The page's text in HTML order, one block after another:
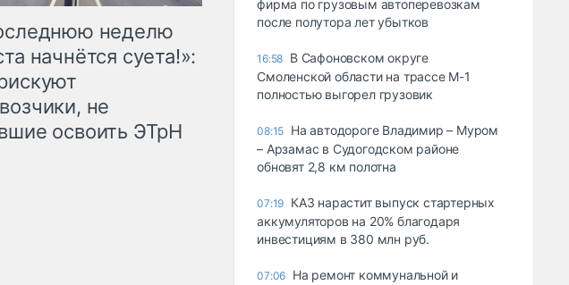
неделю
начнётся суета!»:
не
освоить ЭТрН
фирма по грузовым автоперевозкам
после полутора лет убытков
16:58 В Сафоновском округе
Смоленской области на трассе М-1
полностью выгорел грузовик
08:15 На автодороге Владимир – Муром
– Арзамас в Судогодском районе
обновят 2,8 км полотна
07:19 КАЗ нарастит выпуск стартерных
аккумуляторов на 20% благодаря
инвестициям в 380 млн руб.
07:06 На ремонт коммунальной и